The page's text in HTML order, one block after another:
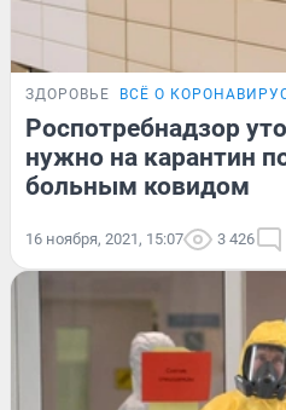
ЗДОРОВЬЕ ВСЁ О
Роспотребнадзор
нужно на карантин
больным ковидом
16 ноября, 2021, 15:07 3 426